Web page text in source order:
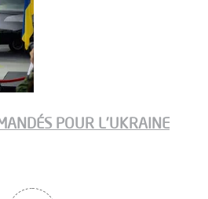
POUR L’UKRAINE